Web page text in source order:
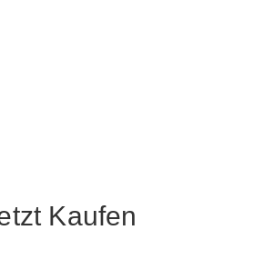
Kaufen